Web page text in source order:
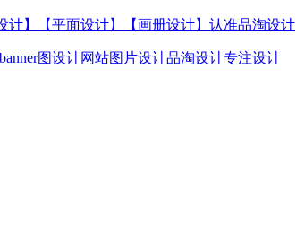
计】【平面设计】【画册设计】认准品淘设计
图设计网站图片设计品淘设计专注设计